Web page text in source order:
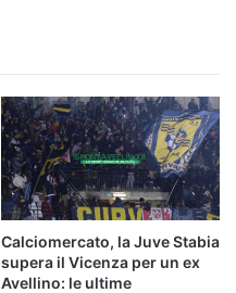
Calciomercato, la Juve Stabia
supera il Vicenza per un ex
Avellino: le ultime